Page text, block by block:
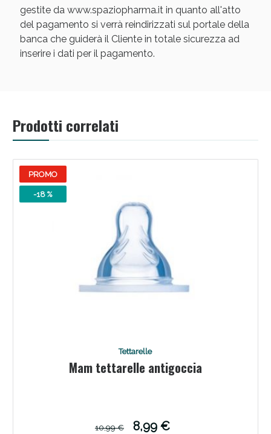
gestite da www.spaziopharma.it in quanto all'atto
del pagamento si verrà reindirizzati sul portale della
banca che guiderà il Cliente in totale sicurezza ad
inserire i dati per il pagamento.
Prodotti correlati
PROMO
-18 %
Tettarelle
Mam tettarelle antigoccia
10,99 €
8,99 €